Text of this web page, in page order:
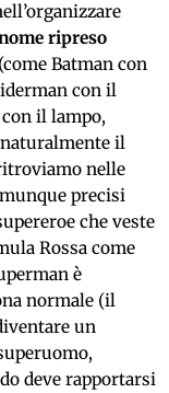
ripreso
(come Batman con
con il
il lampo,
naturalmente il
nelle
precisi
che veste
Rossa come
è
normale (il
un
deve rapportarsi